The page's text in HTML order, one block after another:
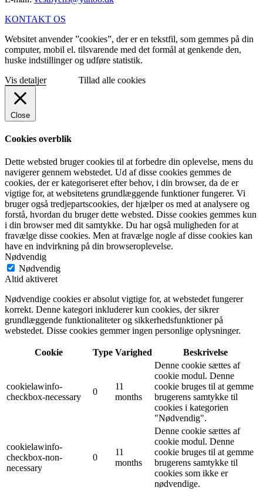
KONTAKT OS
Websitet anvender ”cookies”, der er en tekstfil, som gemmes på din
computer, mobil el. tilsvarende med det formål at genkende den,
huske indstillinger og udføre statistik.
Vis detaljer
Tillad alle cookies
Close
Cookies overblik
Dette websted bruger cookies til at forbedre din oplevelse, mens du
navigerer gennem webstedet. Ud af disse cookies gemmes de
cookies, der er kategoriseret efter behov, i din browser, da de er
vigtige for, at websitetens grundlæggende funktioner fungerer. Vi
bruger også tredjepartscookies, der hjælper os med at analysere og
forstå, hvordan du bruger dette websted. Disse cookies gemmes kun
i din browser med dit samtykke. Du har også muligheden for at
fravælge disse cookies. Men at fravælge nogle af disse cookies kan
have en indvirkning på din browseroplevelse.
Nødvendig
Nødvendig
Altid aktiveret
Nødvendige cookies er absolut vigtige for, at webstedet fungerer
korrekt. Denne kategori inkluderer kun cookies, der sikrer
grundlæggende funktionaliteter og sikkerhedsfunktioner på
webstedet. Disse cookies gemmer ingen personlige oplysninger.
Cookie Type Varighed Beskrivelse
cookielawinfo-
checkbox-necessary
0
11
months
Denne cookie sættes af
cookie modul. Denne
cookie bruges til at gemme
brugerens samtykke til
cookies i kategorien
"Nødvendig".
cookielawinfo-
checkbox-non-
necessary
0
11
months
Denne cookie sættes af
cookie modul. Denne
cookie bruges til at gemme
brugerens samtykke til
cookies som ikke er
nødvendige.